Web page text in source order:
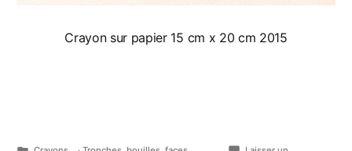
Crayon sur papier 15 cm x 20 cm 2015